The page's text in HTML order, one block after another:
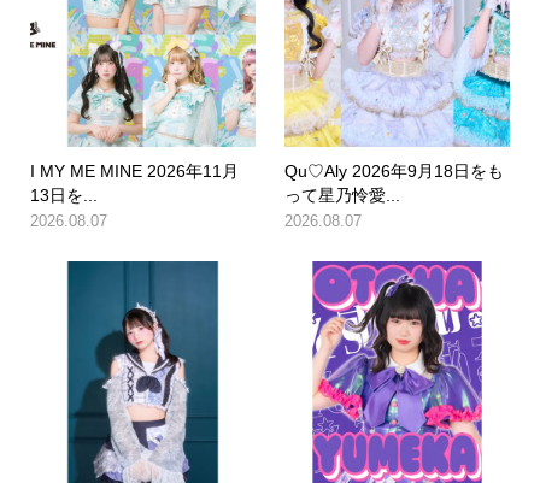
I MY ME MINE 2026年11月
13日を...
2026.08.07
Qu♡Aly 2026年9月18日をも
って星乃怜愛...
2026.08.07